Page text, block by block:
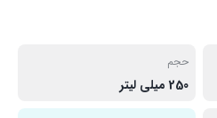
حجم
250 میلی لیتر